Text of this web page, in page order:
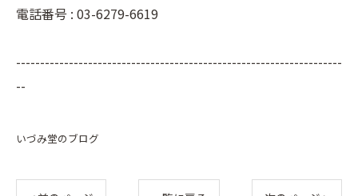
電話番号 : 03-6279-6619
--------------------------------------------------------------------
--
いづみ堂のブログ